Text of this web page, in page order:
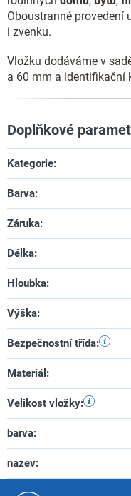
Oboustranné provedení
i zvenku.
Vložku dodáváme v
a 60 mm a identifikační
Doplňkové
Kategorie:
Barva:
Záruka:
Délka:
Hloubka:
Výška:
Bezpečnostní třída:
Materiál :
Velikost vložky:
barva:
nazev: